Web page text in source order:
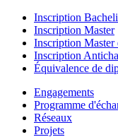
Inscription
Inscription Master
Inscription Master
Inscription
Équivalence de
Engagements
Programme
Réseaux
Projets